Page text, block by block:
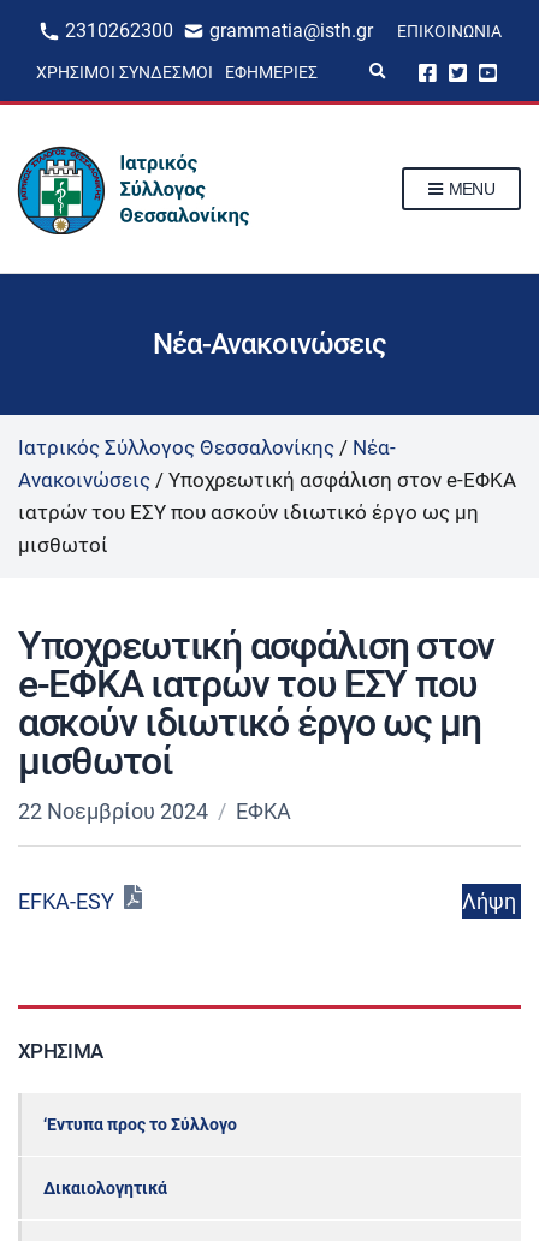
2310262300 grammatia@isth.gr ΕΠΙΚΟΙΝΩΝΊΑ
ΧΡΉΣΙΜΟΙ ΣΎΝΔΕΣΜΟΙ ΕΦΗΜΕΡΊΕΣ
p
m
MENU
Νέα-Ανακοινώσεις
Ιατρικός Σύλλογος Θεσσαλονίκης / Νέα-
Ανακοινώσεις / Υποχρεωτική ασφάλιση στον e-ΕΦΚΑ
ιατρών του ΕΣΥ που ασκούν ιδιωτικό έργο ως μη
μισθωτοί
Υποχρεωτική ασφάλιση στον
e-ΕΦΚΑ ιατρών του ΕΣΥ που
ασκούν ιδιωτικό έργο ως μη
μισθωτοί
22 Νοεμβρίου 2024 ΕΦΚΑ
EFKA-ESY Λήψη
ΧΡΉΣΙΜΑ
‘Εντυπα προς το Σύλλογο
Δικαιολογητικά